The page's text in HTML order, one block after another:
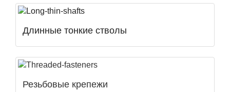
Длинные тонкие стволы
Резьбовые крепежи